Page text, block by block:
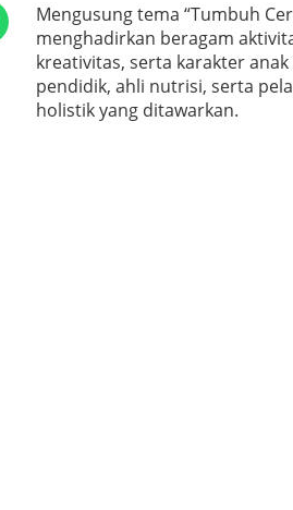
Mengusung tema “Tumbuh
menghadirkan beragam
kreativitas, serta karakter
pendidik, ahli nutrisi, serta
holistik yang ditawarkan.